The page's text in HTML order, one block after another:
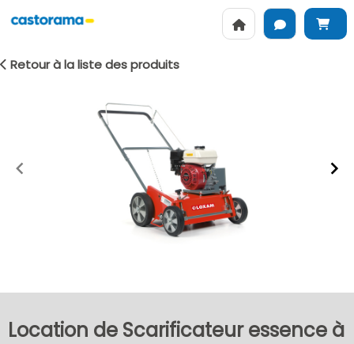
Retour à la liste des produits
Location de Scarificateur essence à